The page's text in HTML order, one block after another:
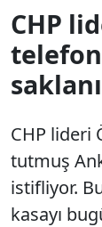
CHP
telefon
CHP lideri
tutmuş
istifliyor.
kasayı